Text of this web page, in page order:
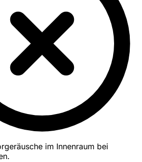
im Innenraum bei